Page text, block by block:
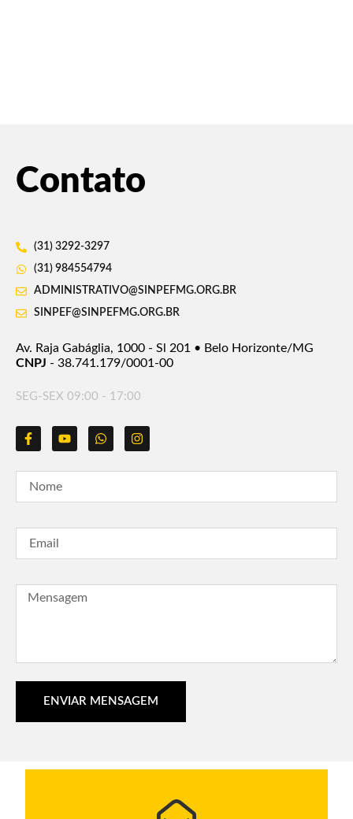
Contato
(31) 3292-3297
(31) 984554794
ADMINISTRATIVO@SINPEFMG.ORG.BR
SINPEF@SINPEFMG.ORG.BR
Av. Raja Gabáglia, 1000 - Sl 201 • Belo Horizonte/MG
CNPJ - 38.741.179/0001-00
SEG-SEX 09:00 - 17:00
ENVIAR MENSAGEM